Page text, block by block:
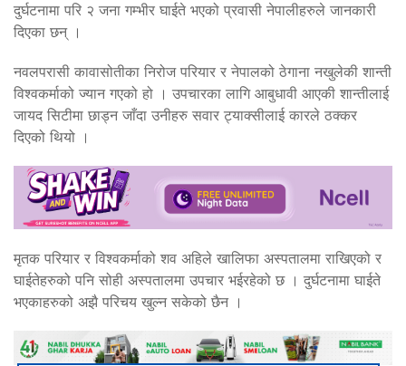
दुर्घटनामा परि २ जना गम्भीर घाईते भएको प्रवासी नेपालीहरुले जानकारी
दिएका छन् ।
नवलपरासी कावासोतीका निरोज परियार र नेपालको ठेगाना नखुलेकी शान्ती
विश्वकर्माको ज्यान गएको हो । उपचारका लागि आबुधावी आएकी शान्तीलाई
जायद सिटीमा छाड्न जाँदा उनीहरु सवार ट्याक्सीलाई कारले ठक्कर
दिएको थियो ।
मृतक परियार र विश्वकर्माको शव अहिले खालिफा अस्पतालमा राखिएको र
घाईतेहरुको पनि सोही अस्पतालमा उपचार भईरहेको छ । दुर्घटनामा घाईते
भएकाहरुको अझै परिचय खुल्न सकेको छैन ।